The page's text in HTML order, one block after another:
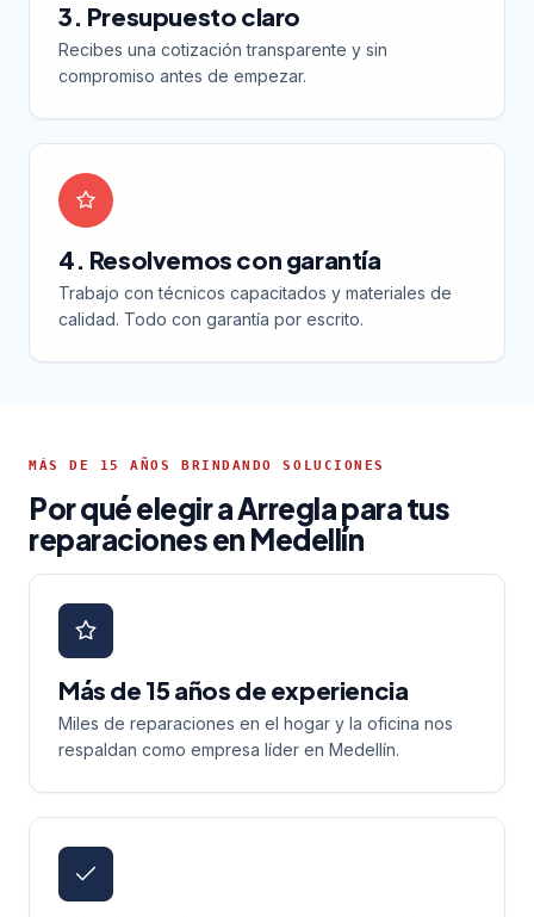
3. Presupuesto claro
Recibes una cotización transparente y sin
compromiso antes de empezar.
4. Resolvemos con garantía
Trabajo con técnicos capacitados y materiales de
calidad. Todo con garantía por escrito.
MÁS DE 15 AÑOS BRINDANDO SOLUCIONES
Por qué elegir a Arregla para tus
reparaciones en Medellín
Más de 15 años de experiencia
Miles de reparaciones en el hogar y la oficina nos
respaldan como empresa líder en Medellín.